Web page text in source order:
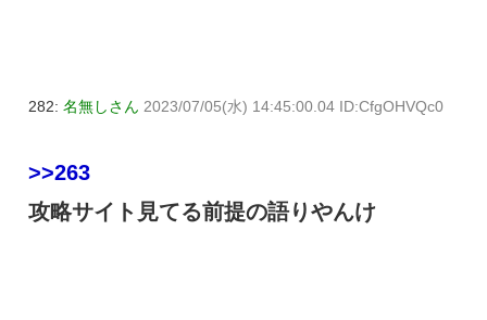
282: 名無しさん 2023/07/05(水) 14:45:00.04 ID:CfgOHVQc0
>>263
攻略サイト見てる前提の語りやんけ